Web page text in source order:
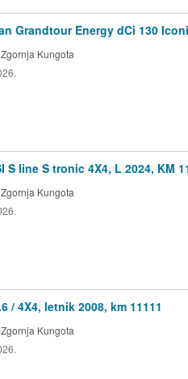
Grandtour Energy dCi 130
Kungota
S line S tronic 4X4, L 2024, KM
Kungota
/ 4X4, letnik 2008, km 11111
Kungota